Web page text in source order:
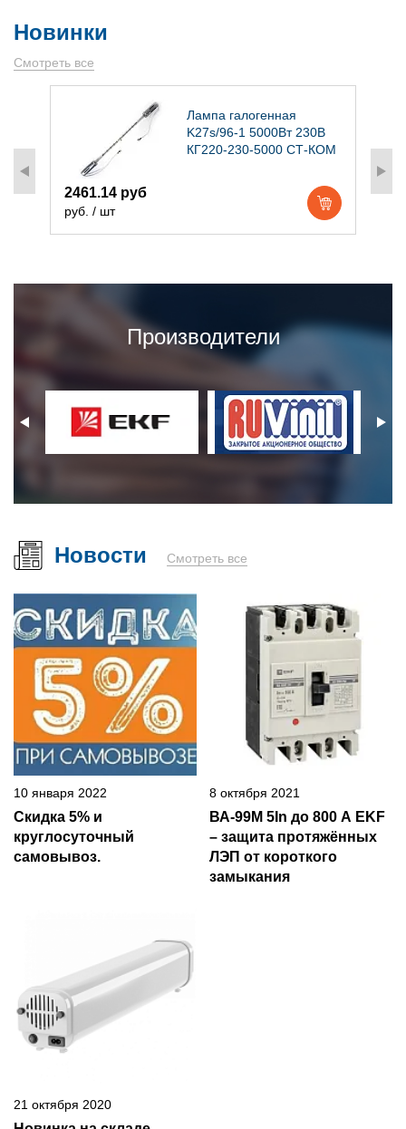
Новинки
Смотреть все
Лампа галогенная
K27s/96-1 5000Вт 230В
КГ220-230-5000 СТ-КОМ
2461.14 руб
руб. / шт
Производители
Новости Смотреть все
10 января 2022
Скидка 5% и
круглосуточный
самовывоз.
8 октября 2021
ВА-99М 5In до 800 А EKF
– защита протяжённых
ЛЭП от короткого
замыкания
21 октября 2020